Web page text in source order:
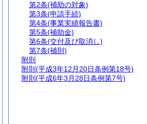
第2条(補助の対象)
第3条(申請手続)
第4条(事業実績報告書)
第5条(補助金)
第6条(交付及び取消し)
第7条(補則)
附則
附則 (平成3年12月20日条例第18号)
附則 (平成6年3月28日条例第7号)